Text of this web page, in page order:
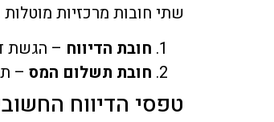
שתי חובות מרכזיות
חובת הדיווח – הגשת
חובת תשלום המס –
טפסי הדיווח